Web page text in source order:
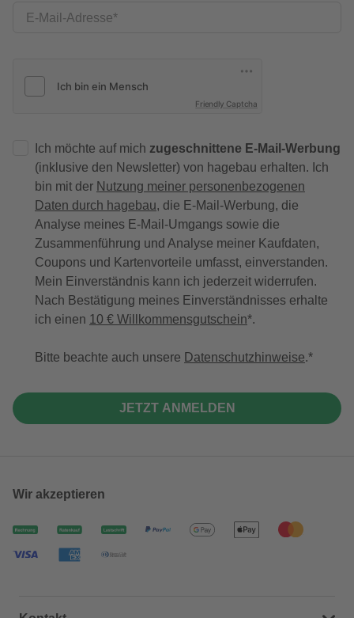
E-Mail-Adresse
Friendly Captcha
Ich möchte auf mich zugeschnittene E-Mail-Werbung
(inklusive den Newsletter) von hagebau erhalten. Ich
bin mit der Nutzung meiner personenbezogenen
Daten durch hagebau, die E-Mail-Werbung, die
Analyse meines E-Mail-Umgangs sowie die
Zusammenführung und Analyse meiner Kaufdaten,
Coupons und Kartenvorteile umfasst, einverstanden.
Mein Einverständnis kann ich jederzeit widerrufen.
Nach Bestätigung meines Einverständnisses erhalte
ich einen 10 € Willkommensgutschein*.
Bitte beachte auch unsere Datenschutzhinweise.
JETZT ANMELDEN
Wir akzeptieren